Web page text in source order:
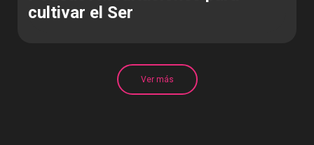
cultivar el Ser
Ver más